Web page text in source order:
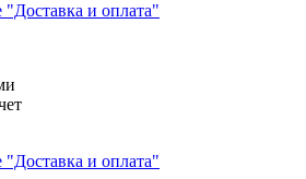
"Доставка и оплата"
"Доставка и оплата"